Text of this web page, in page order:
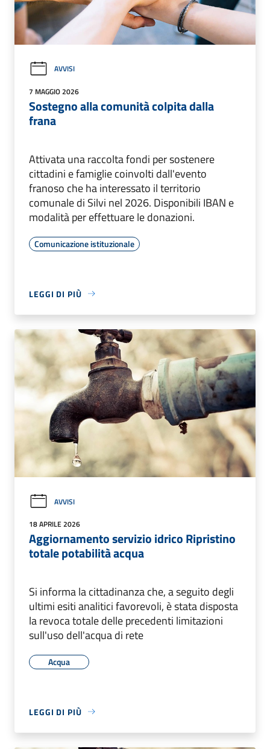
AVVISI
7 MAGGIO 2026
Sostegno alla comunità colpita dalla
frana
Attivata una raccolta fondi per sostenere
cittadini e famiglie coinvolti dall'evento
franoso che ha interessato il territorio
comunale di Silvi nel 2026. Disponibili IBAN e
modalità per effettuare le donazioni.
Comunicazione istituzionale
LEGGI DI PIÙ
AVVISI
18 APRILE 2026
Aggiornamento servizio idrico Ripristino
totale potabilità acqua
Si informa la cittadinanza che, a seguito degli
ultimi esiti analitici favorevoli, è stata disposta
la revoca totale delle precedenti limitazioni
sull'uso dell'acqua di rete
Acqua
LEGGI DI PIÙ